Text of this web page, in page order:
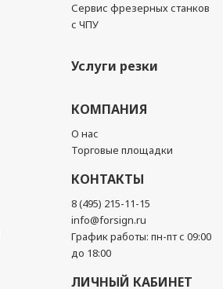
Сервис фрезерных станков
с ЧПУ
Услуги резки
КОМПАНИЯ
О нас
Торговые площадки
КОНТАКТЫ
8 (495) 215-11-15
info@forsign.ru
График работы: пн-пт с 09:00
до 18:00
ЛИЧНЫЙ КАБИНЕТ